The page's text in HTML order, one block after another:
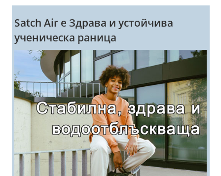
Satch Air e Здрава и устойчива
ученическа раница